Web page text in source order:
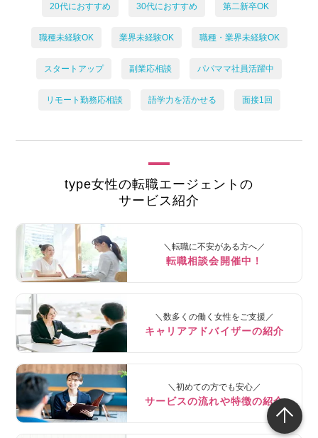
20代におすすめ 30代におすすめ 第二新卒OK
職種未経験OK 業界未経験OK 職種・業界未経験OK
スタートアップ 副業応相談 パパママ社員活躍中
リモート勤務応相談 語学力を活かせる 面接1回
type女性の転職エージェントの
サービス紹介
＼転職に不安がある方へ／
転職相談会開催中！
＼数多くの働く女性をご支援／
キャリアアドバイザーの紹介
＼初めての方でも安心／
サービスの流れや特徴の紹介